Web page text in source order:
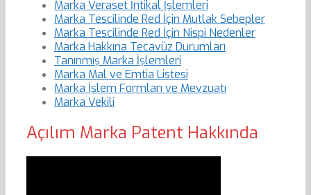
Marka Veraset İntikal İşlemleri
Marka Tescilinde Red İçin Mutlak Sebepler
Marka Tescilinde Red İçin Nispi Nedenler
Marka Hakkına Tecavüz Durumları
Tanınmış Marka İşlemleri
Marka Mal ve Emtia Listesi
Marka İşlem Formları ve Mevzuatı
Marka Vekili
Açılım Marka Patent Hakkında